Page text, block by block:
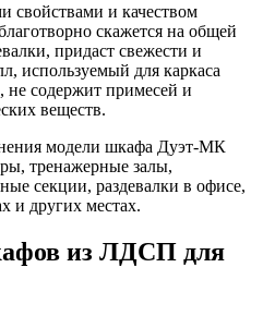
свойствами и качеством
скажется на общей
придаст свежести и
используемый для каркаса
не содержит примесей и
веществ.
модели шкафа Дуэт-МК
тренажерные залы,
секции, раздевалки в офисе,
и других местах.
из ЛДСП для